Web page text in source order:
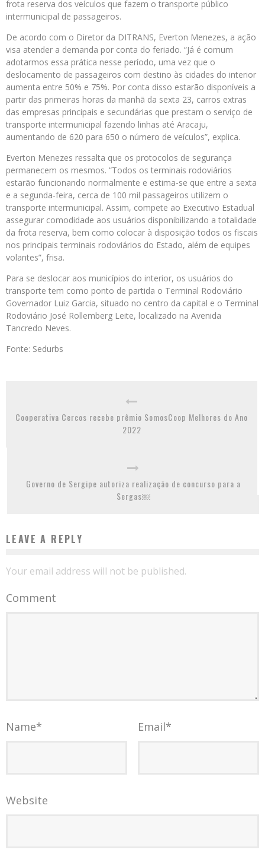
frota reserva dos veículos que fazem o transporte público
intermunicipal de passageiros.
De acordo com o Diretor da DITRANS, Everton Menezes, a ação
visa atender a demanda por conta do feriado. “Já é comum
adotarmos essa prática nesse período, uma vez que o
deslocamento de passageiros com destino às cidades do interior
aumenta entre 50% e 75%. Por conta disso estarão disponíveis a
partir das primeiras horas da manhã da sexta 23, carros extras
das empresas principais e secundárias que prestam o serviço de
transporte intermunicipal fazendo linhas até Aracaju,
aumentando de 620 para 650 o número de veículos”, explica.
Everton Menezes ressalta que os protocolos de segurança
permanecem os mesmos. “Todos os terminais rodoviários
estarão funcionando normalmente e estima-se que entre a sexta
e a segunda-feira, cerca de 100 mil passageiros utilizem o
transporte intermunicipal. Assim, compete ao Executivo Estadual
assegurar comodidade aos usuários disponibilizando a totalidade
da frota reserva, bem como colocar à disposição todos os fiscais
nos principais terminais rodoviários do Estado, além de equipes
volantes”, frisa.
Para se deslocar aos municípios do interior, os usuários do
transporte tem como ponto de partida o Terminal Rodoviário
Governador Luiz Garcia, situado no centro da capital e o Terminal
Rodoviário José Rollemberg Leite, localizado na Avenida
Tancredo Neves.
Fonte: Sedurbs
Cooperativa Cercos recebe prêmio SomosCoop Melhores do Ano
2022
Governo de Sergipe autoriza realização de concurso para a
Sergas￼
LEAVE A REPLY
Your email address will not be published.
Comment
Name* Email*
Website